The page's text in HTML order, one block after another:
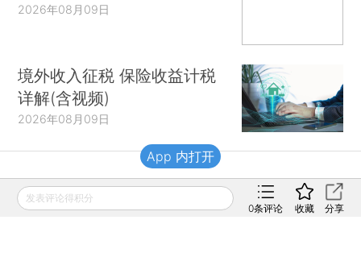
2026年08月09日
境外收入征税 保险收益计税
详解(含视频)
2026年08月09日
财新移动
发表评论得积分
0条评论 收藏 分享
App 内打开